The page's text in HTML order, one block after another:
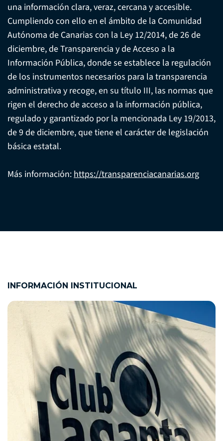
una información clara, veraz, cercana y accesible.
Cumpliendo con ello en el ámbito de la Comunidad
Autónoma de Canarias con la Ley 12/2014, de 26 de
diciembre, de Transparencia y de Acceso a la
Información Pública, donde se establece la regulación
de los instrumentos necesarios para la transparencia
administrativa y recoge, en su título III, las normas que
rigen el derecho de acceso a la información pública,
regulado y garantizado por la mencionada Ley 19/2013,
de 9 de diciembre, que tiene el carácter de legislación
básica estatal.
Más información:https://transparenciacanarias.org
INFORMACIÓN INSTITUCIONAL